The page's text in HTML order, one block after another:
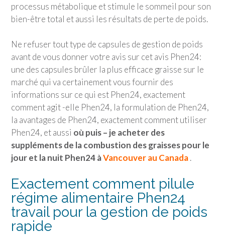
processus métabolique et stimule le sommeil pour son
bien-être total et aussi les résultats de perte de poids.
Ne refuser tout type de capsules de gestion de poids
avant de vous donner votre avis sur cet avis Phen24:
une des capsules brûler la plus efficace graisse sur le
marché qui va certainement vous fournir des
informations sur ce qui est Phen24, exactement
comment agit -elle Phen24, la formulation de Phen24,
la avantages de Phen24, exactement comment utiliser
Phen24, et aussi où puis – je acheter des
suppléments de la combustion des graisses pour le
jour et la nuit Phen24 àVancouver au Canada.
Exactement comment pilule
régime alimentaire Phen24
travail pour la gestion de poids
rapide